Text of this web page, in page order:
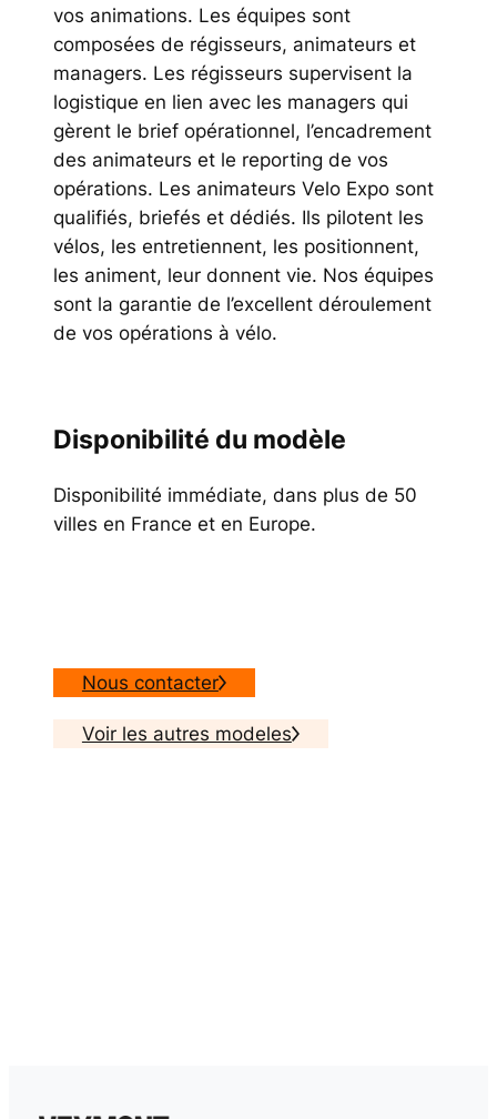
vos animations. Les équipes sont
composées de régisseurs, animateurs et
managers. Les régisseurs supervisent la
logistique en lien avec les managers qui
gèrent le brief opérationnel, l’encadrement
des animateurs et le reporting de vos
opérations. Les animateurs Velo Expo sont
qualifiés, briefés et dédiés. Ils pilotent les
vélos, les entretiennent, les positionnent,
les animent, leur donnent vie. Nos équipes
sont la garantie de l’excellent déroulement
de vos opérations à vélo.
Disponibilité du modèle
Disponibilité immédiate, dans plus de 50
villes en France et en Europe.
Nous contacter
Voir les autres modeles